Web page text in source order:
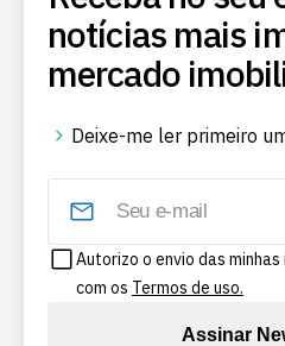
notícias mais
mercado
Deixe-me ler primeiro
Autorizo o envio das
com os Termos de uso.
Assinar